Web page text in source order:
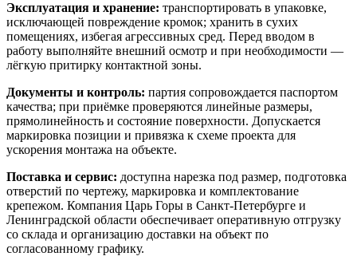
Эксплуатация и хранение: транспортировать в упаковке,
исключающей повреждение кромок; хранить в сухих
помещениях, избегая агрессивных сред. Перед вводом в
работу выполняйте внешний осмотр и при необходимости —
лёгкую притирку контактной зоны.
Документы и контроль: партия сопровождается паспортом
качества; при приёмке проверяются линейные размеры,
прямолинейность и состояние поверхности. Допускается
маркировка позиции и привязка к схеме проекта для
ускорения монтажа на объекте.
Поставка и сервис: доступна нарезка под размер, подготовка
отверстий по чертежу, маркировка и комплектование
крепежом. Компания Царь Горы в Санкт-Петербурге и
Ленинградской области обеспечивает оперативную отгрузку
со склада и организацию доставки на объект по
согласованному графику.